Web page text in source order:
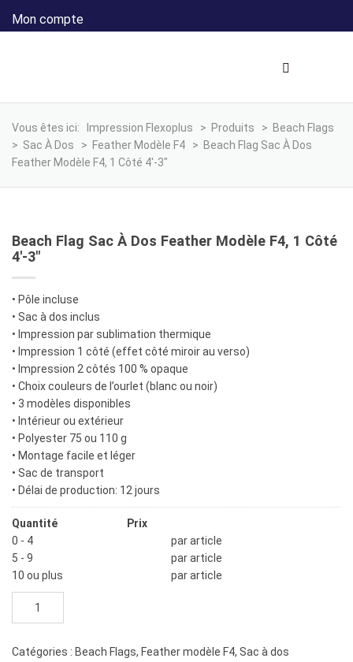
Mon compte
Vous êtes ici: Impression Flexoplus > Produits > Beach Flags
> Sac À Dos > Feather Modèle F4 > Beach Flag Sac À Dos
Feather Modèle F4, 1 Côté 4′-3″
Beach Flag Sac À Dos Feather Modèle F4, 1 Côté
4′-3″
• Pôle incluse
• Sac à dos inclus
• Impression par sublimation thermique
• Impression 1 côté (effet côté miroir au verso)
• Impression 2 côtés 100 % opaque
• Choix couleurs de l’ourlet (blanc ou noir)
• 3 modèles disponibles
• Intérieur ou extérieur
• Polyester 75 ou 110 g
• Montage facile et léger
• Sac de transport
• Délai de production: 12 jours
Quantité
Prix
0 - 4
par article
5 - 9
par article
10 ou plus
par article
flag
Catégories : Beach Flags, Feather modèle F4, Sac à dos